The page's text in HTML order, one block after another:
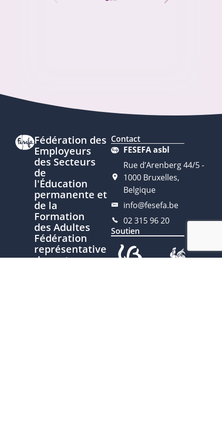
Fédération des
Employeurs
des Secteurs
de
l'Éducation
permanente et
de la
Formation
des Adultes
Fédération
représentative
du secteur
Contact
FESEFA asbl
Rue d’Arenberg 44/5 -
1000 Bruxelles,
Belgique
info@fesefa.be
02 315 96 20
Soutien